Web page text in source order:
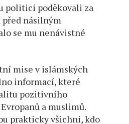
politici poděkovali za
před násilným
se mu nenávistné
mise v islámských
informací, které
pozitivního
a muslimů.
prakticky všichni, kdo